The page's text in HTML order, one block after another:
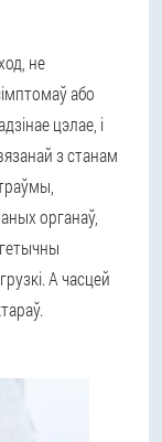
не
або
цэлае, і
з станам
органаў,
А часцей